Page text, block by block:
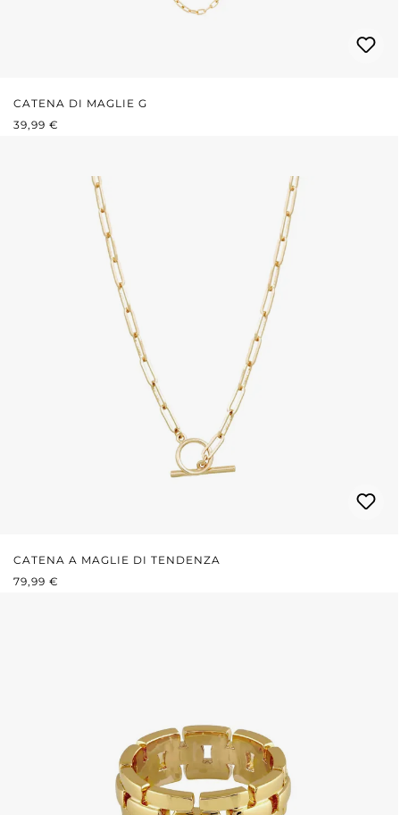
CATENA DI MAGLIE G
PREZZO NORMALE:
39,99 €
CATENA A MAGLIE DI TENDENZA
PREZZO NORMALE:
79,99 €